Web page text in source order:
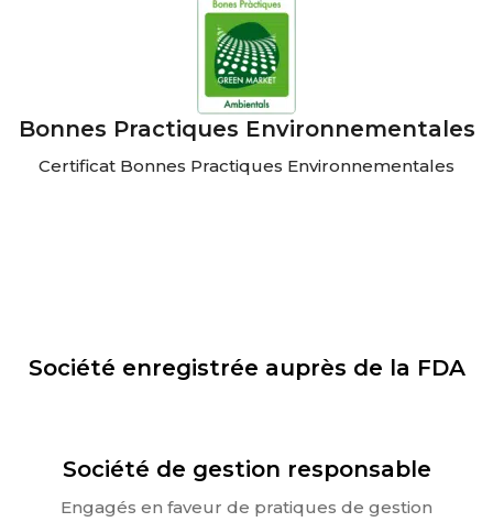
Bonnes Practiques Environnementales
Certificat Bonnes Practiques Environnementales
Société enregistrée auprès de la FDA
Société de gestion responsable
Engagés en faveur de pratiques de gestion